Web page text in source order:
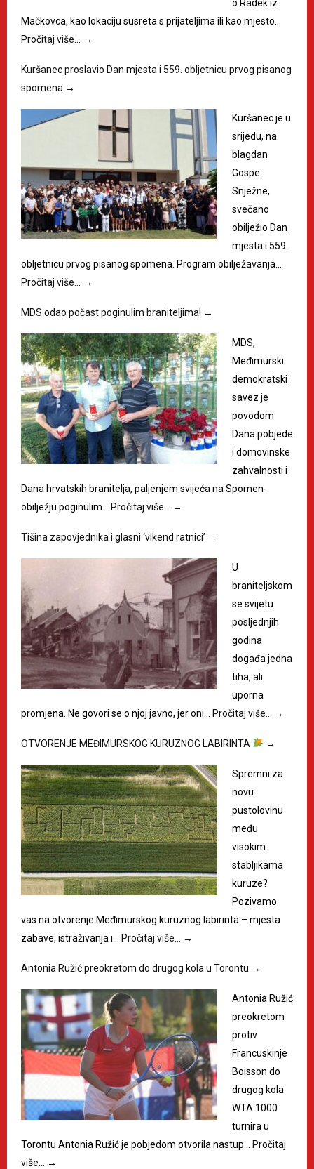
o Radek iz
Mačkovca, kao lokaciju susreta s prijateljima ili kao mjesto…
Pročitaj više…
→
Kuršanec proslavio Dan mjesta i 559. obljetnicu prvog pisanog
spomena →
Kuršanec je u
srijedu, na
blagdan
Gospe
Snježne,
svečano
obilježio Dan
mjesta i 559.
obljetnicu prvog pisanog spomena. Program obilježavanja…
Pročitaj više…
→
MDS odao počast poginulim braniteljima! →
MDS,
Međimurski
demokratski
savez je
povodom
Dana pobjede
i domovinske
zahvalnosti i
Dana hrvatskih branitelja, paljenjem svijeća na Spomen-
obilježju poginulim… Pročitaj više… →
Tišina zapovjednika i glasni ‘vikend ratnici’ →
U
braniteljskom
se svijetu
posljednjih
godina
događa jedna
tiha, ali
uporna
promjena. Ne govori se o njoj javno, jer oni… Pročitaj više… →
OTVORENJE MEĐIMURSKOG KURUZNOG LABIRINTA →
Spremni za
novu
pustolovinu
među
visokim
stabljikama
kuruze?
Pozivamo
vas na otvorenje Međimurskog kuruznog labirinta – mjesta
zabave, istraživanja i… Pročitaj više… →
Antonia Ružić preokretom do drugog kola u Torontu →
Antonia Ružić
preokretom
protiv
Francuskinje
Boisson do
drugog kola
WTA 1000
turnira u
Torontu Antonia Ružić je pobjedom otvorila nastup… Pročitaj
više…
→